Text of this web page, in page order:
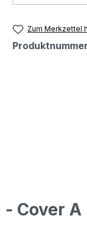
Zum Merkzettel
- Cover